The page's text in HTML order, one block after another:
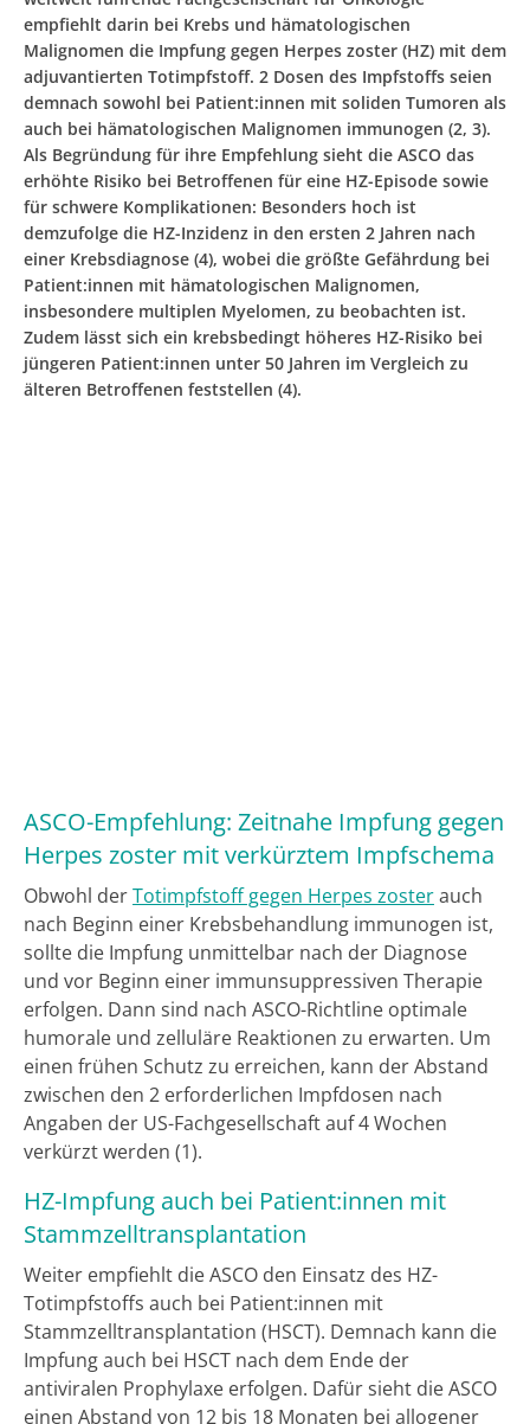
empfiehlt darin bei Krebs und hämatologischen
Malignomen die Impfung gegen Herpes zoster (HZ) mit dem
adjuvantierten Totimpfstoff. 2 Dosen des Impfstoffs seien
demnach sowohl bei Patient:innen mit soliden Tumoren als
auch bei hämatologischen Malignomen immunogen (2, 3).
Als Begründung für ihre Empfehlung sieht die ASCO das
erhöhte Risiko bei Betroffenen für eine HZ-Episode sowie
für schwere Komplikationen: Besonders hoch ist
demzufolge die HZ-Inzidenz in den ersten 2 Jahren nach
einer Krebsdiagnose (4), wobei die größte Gefährdung bei
Patient:innen mit hämatologischen Malignomen,
insbesondere multiplen Myelomen, zu beobachten ist.
Zudem lässt sich ein krebsbedingt höheres HZ-Risiko bei
jüngeren Patient:innen unter 50 Jahren im Vergleich zu
älteren Betroffenen feststellen (4).
ASCO-Empfehlung: Zeitnahe Impfung gegen
Herpes zoster mit verkürztem Impfschema
Obwohl derTotimpfstoff gegen Herpes zosterauch
nach Beginn einer Krebsbehandlung immunogen ist,
sollte die Impfung unmittelbar nach der Diagnose
und vor Beginn einer immunsuppressiven Therapie
erfolgen. Dann sind nach ASCO-Richtline optimale
humorale und zelluläre Reaktionen zu erwarten. Um
einen frühen Schutz zu erreichen, kann der Abstand
zwischen den 2 erforderlichen Impfdosen nach
Angaben der US-Fachgesellschaft auf 4 Wochen
verkürzt werden (1).
HZ-Impfung auch bei Patient:innen mit
Stammzelltransplantation
Weiter empfiehlt die ASCO den Einsatz des HZ-
Totimpfstoffs auch bei Patient:innen mit
Stammzelltransplantation (HSCT). Demnach kann die
Impfung auch bei HSCT nach dem Ende der
antiviralen Prophylaxe erfolgen. Dafür sieht die ASCO
einen Abstand von 12 bis 18 Monaten bei allogener